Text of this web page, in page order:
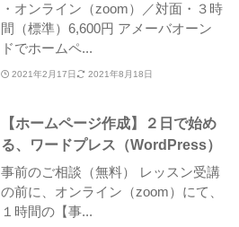
・オンライン（zoom）／対面・３時
間（標準）6,600円 アメーバオーン
ドでホームペ...
2021年2月17日 2021年8月18日
【ホームページ作成】２日で始め
る、ワードプレス（WordPress）
事前のご相談（無料） レッスン受講
の前に、オンライン（zoom）にて、
１時間の【事...